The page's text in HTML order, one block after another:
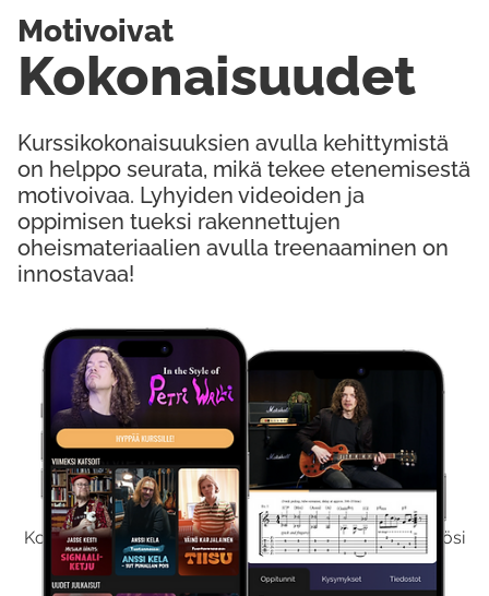
Kokeile Ilmaiseksi
Kokeilemalla ilmaiseksi saat koko sisältömme käyttöösi
viikon ajaksi.
Kurssikokonaisuuksien avulla kehittymistä
on helppo seurata, mikä tekee etenemisestä
motivoivaa. Lyhyiden videoiden ja
oppimisen tueksi rakennettujen
oheismateriaalien avulla treenaaminen on
innostavaa!
Kokonaisuudet
Motivoivat